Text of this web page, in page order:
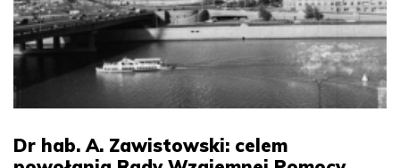
Dr hab. A. Zawistowski: celem